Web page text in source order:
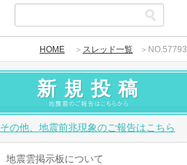
HOME ＞ スレッド一覧 ＞NO.57793
新規投稿
その他、地震前兆現象のご報告はこちら
地震雲掲示板について